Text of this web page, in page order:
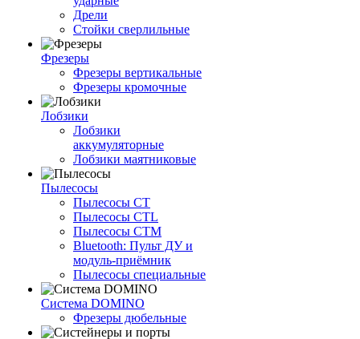
Дрели
Стойки сверлильные
Фрезеры
Фрезеры вертикальные
Фрезеры кромочные
Лобзики
Лобзики
аккумуляторные
Лобзики маятниковые
Пылесосы
Пылесосы CT
Пылесосы CTL
Пылесосы CTM
Bluetooth: Пульт ДУ и
модуль-приёмник
Пылесосы специальные
Система DOMINO
Фрезеры дюбельные